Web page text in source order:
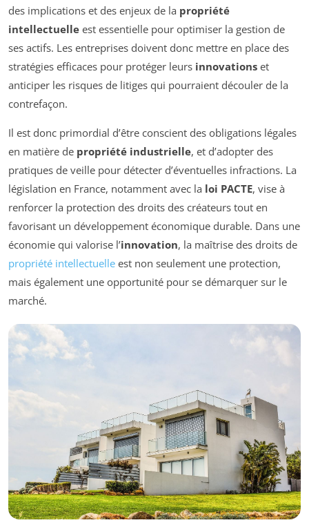
des implications et des enjeux de la propriété
intellectuelle est essentielle pour optimiser la gestion de
ses actifs. Les entreprises doivent donc mettre en place des
stratégies efficaces pour protéger leurs innovations et
anticiper les risques de litiges qui pourraient découler de la
contrefaçon.
Il est donc primordial d’être conscient des obligations légales
en matière de propriété industrielle, et d’adopter des
pratiques de veille pour détecter d’éventuelles infractions. La
législation en France, notamment avec la loi PACTE, vise à
renforcer la protection des droits des créateurs tout en
favorisant un développement économique durable. Dans une
économie qui valorise l’innovation, la maîtrise des droits de
propriété intellectuelle est non seulement une protection,
mais également une opportunité pour se démarquer sur le
marché.